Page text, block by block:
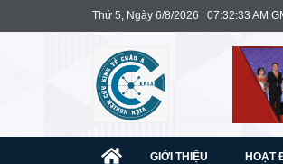
Thứ 5, Ngày 6/8/2026 | 07:32:34 AM
GIỚI THIỆU HOẠT